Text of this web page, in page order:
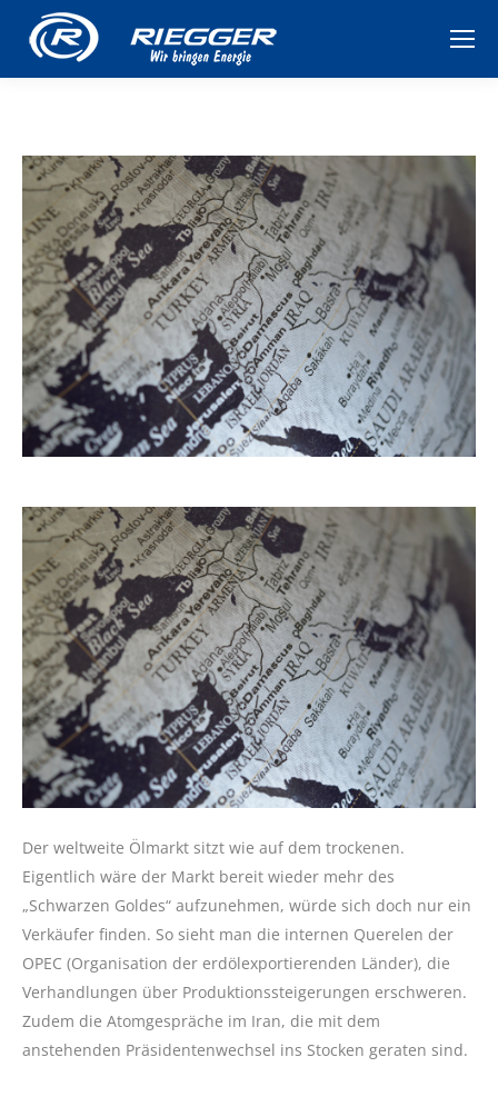
Der weltweite Ölmarkt sitzt wie auf dem trockenen.
Eigentlich wäre der Markt bereit wieder mehr des
„Schwarzen Goldes“ aufzunehmen, würde sich doch nur ein
Verkäufer finden. So sieht man die internen Querelen der
OPEC (Organisation der erdölexportierenden Länder), die
Verhandlungen über Produktionssteigerungen erschweren.
Zudem die Atomgespräche im Iran, die mit dem
anstehenden Präsidentenwechsel ins Stocken geraten sind.